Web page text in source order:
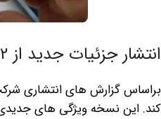
انتشار جزئیات جدید از iOS 12
کند. این نسخه ویژگی های جدیدی